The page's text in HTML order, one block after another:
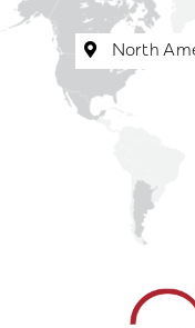
North